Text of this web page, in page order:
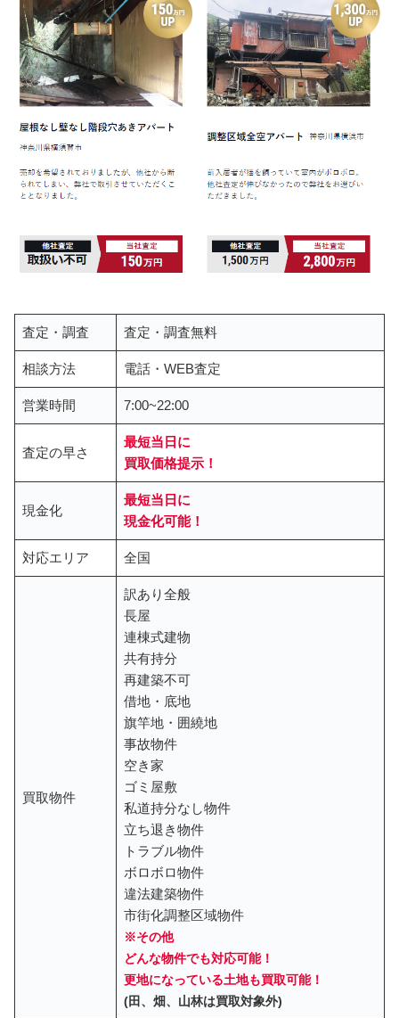
査定・調査 査定・調査無料
相談方法 電話・WEB査定
営業時間 7:00~22:00
査定の早さ
最短当日に
買取価格提示 ！
現金化
最短当日に
現金化可能！
対応エリア 全国
買取物件
訳あり全般
長屋
連棟式建物
共有持分
再建築不可
借地・底地
旗竿地・囲繞地
事故物件
空き家
ゴミ屋敷
私道持分なし物件
立ち退き物件
トラブル物件
ボロボロ物件
違法建築物件
市街化調整区域物件
※その他
どんな物件でも対応可能！
更地になっている土地も買取可能！
(田、畑、山林は買取対象外)